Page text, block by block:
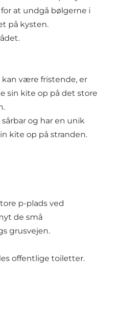
at undgå bølgerne i
på kysten.
være fristende, er
sin kite op på det store
og har en unik
kite op på stranden.
p-plads ved
de små
grusvejen.
offentlige toiletter.